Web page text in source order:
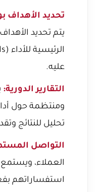
تحديد الأهداف
يتم تحديد
عليه.
التقارير الدورية:
ومنتظمة حول
تحليل للنتائج
التواصل
العملاء،
استفساراتهم